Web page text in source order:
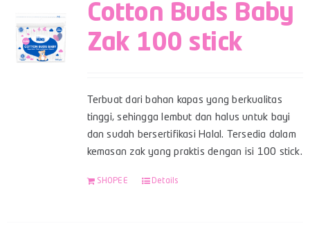
Cotton Buds Baby
Zak 100 stick
Terbuat dari bahan kapas yang berkualitas
tinggi, sehingga lembut dan halus untuk bayi
dan sudah bersertifikasi Halal. Tersedia dalam
kemasan zak yang praktis dengan isi 100 stick.
SHOPEE Details